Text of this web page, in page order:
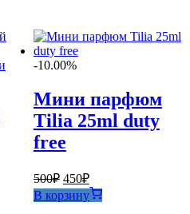
-10.00%
Мини парфюм
Tilia 25ml duty
free
500₽ Первоначальная
цена
составляла
450₽Текущая
цена:
450₽.
В корзину